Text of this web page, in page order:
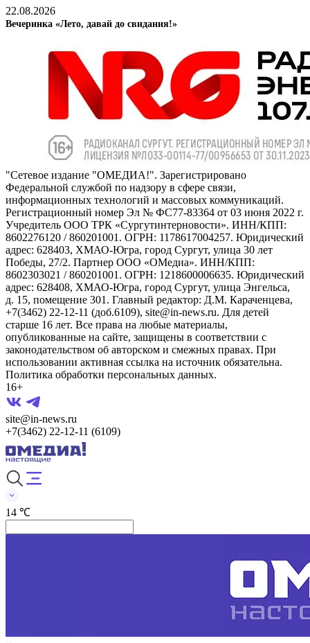
22.08.2026
Вечеринка «Лето, давай до свидания!»
"Сетевое издание "ОМЕДИА!". Зарегистрировано
Федеральной службой по надзору в сфере связи,
информационных технологий и массовых коммуникаций.
Регистрационный номер Эл № ФС77-83364 от 03 июня 2022 г.
Учредитель ООО ТРК «Сургутинтерновости». ИНН/КПП:
8602276120 / 860201001. ОГРН: 1178617004257. Юридический
адрес: 628403, ХМАО-Югра, город Сургут, улица 30 лет
Победы, 27/2. Партнер ООО «ОМедиа». ИНН/КПП:
8602303021 / 860201001. ОГРН: 1218600006635. Юридический
адрес: 628408, ХМАО-Югра, город Сургут, улица Энгельса,
д. 15, помещение 301. Главный редактор: Д.М. Караченцева,
+7(3462) 22-12-11 (доб.6109), site@in-news.ru. Для детей
старше 16 лет. Все права на любые материалы,
опубликованные на сайте, защищены в соответствии с
законодательством об авторском и смежных правах. При
использовании активная ссылка на источник обязательна.
Политика обработки персональных данных.
16+
site@in-news.ru
+7(3462) 22-12-11 (6109)
14 ℃